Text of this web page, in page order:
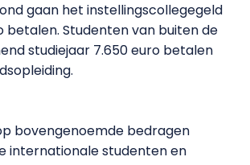
gaan het instellingscollegegeld
betalen. Studenten van buiten de
studiejaar 7.650 euro betalen
bovengenoemde bedragen
internationale studenten en